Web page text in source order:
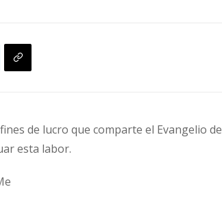
de lucro que comparte el Evangelio de
esta labor.